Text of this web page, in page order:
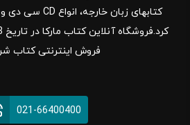
فروش اینترنتی کتاب
021-66400400